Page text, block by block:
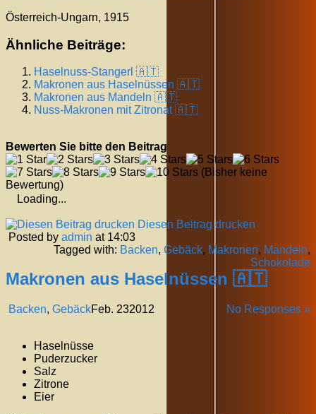
Österreich-Ungarn, 1915
Ähnliche Beiträge:
Haselnuss-Stangerl 🇦🇹
Makronen aus Haselnüssen 🇦🇹
Makronen aus Mandeln 🇦🇹
Nuss-Makronen mit Zitronat 🇦🇹
Bewerten Sie bitte den Beitrag
(Bisher keine
Bewertung)
Loading...
Diesen Beitrag drucken
Posted by admin at 14:03
Tagged with: Backen, Gebäck, Makronen, Mandeln,
Schokolade
Makronen aus Haselnüssen 🇦🇹
Backen, Gebäck No Responses »
Feb. 232012
Haselnüsse
Puderzucker
Salz
Zitrone
Eier